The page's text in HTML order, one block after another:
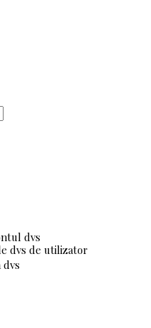
dvs
dvs de utilizator
dvs